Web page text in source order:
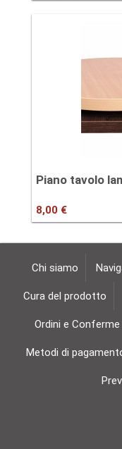
Piano tavolo
8,00 €
Chi siamo
Cura del prodotto
Ordini e Conferme
Metodi di